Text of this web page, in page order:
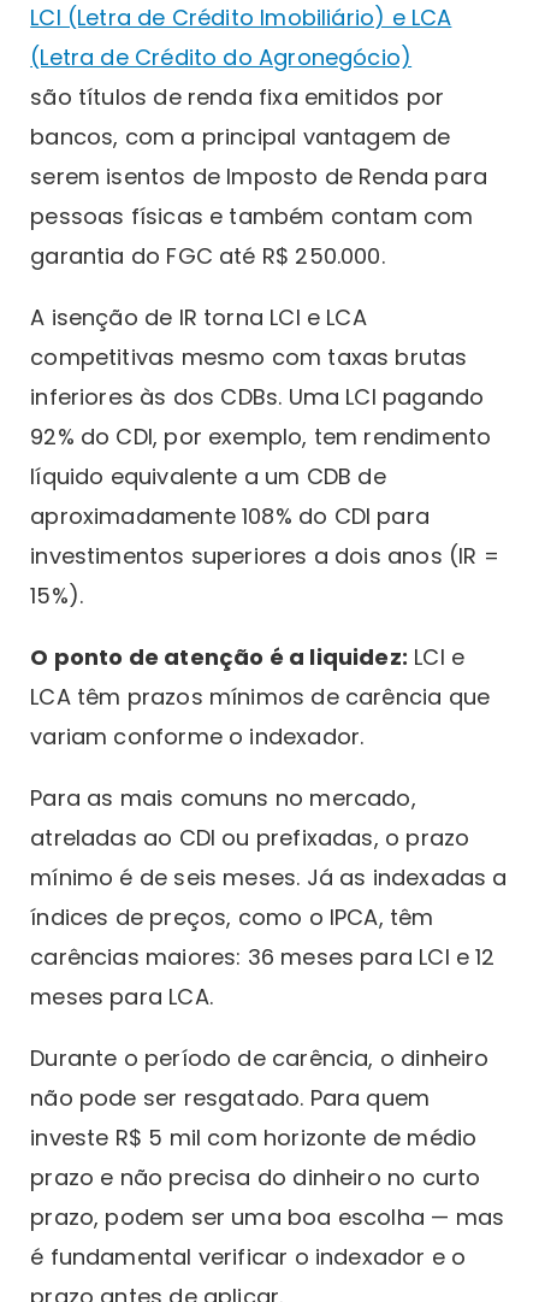
LCI (Letra de Crédito Imobiliário) e LCA
(Letra de Crédito do Agronegócio)
são títulos de renda fixa emitidos por
bancos, com a principal vantagem de
serem isentos de Imposto de Renda para
pessoas físicas e também contam com
garantia do FGC até R$ 250.000.
A isenção de IR torna LCI e LCA
competitivas mesmo com taxas brutas
inferiores às dos CDBs. Uma LCI pagando
92% do CDI, por exemplo, tem rendimento
líquido equivalente a um CDB de
aproximadamente 108% do CDI para
investimentos superiores a dois anos (IR =
15%).
O ponto de atenção é a liquidez: LCI e
LCA têm prazos mínimos de carência que
variam conforme o indexador.
Para as mais comuns no mercado,
atreladas ao CDI ou prefixadas, o prazo
mínimo é de seis meses. Já as indexadas a
índices de preços, como o IPCA, têm
carências maiores: 36 meses para LCI e 12
meses para LCA.
Durante o período de carência, o dinheiro
não pode ser resgatado. Para quem
investe R$ 5 mil com horizonte de médio
prazo e não precisa do dinheiro no curto
prazo, podem ser uma boa escolha — mas
é fundamental verificar o indexador e o